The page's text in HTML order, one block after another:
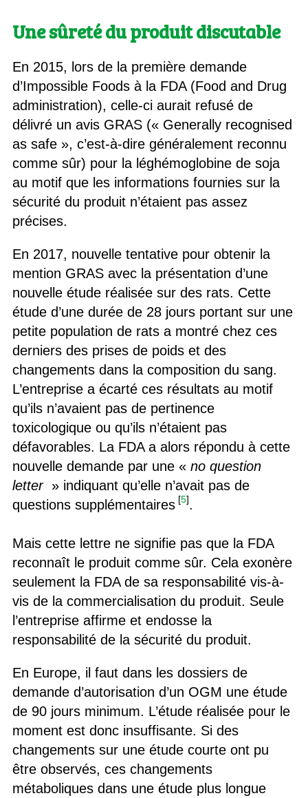
Une sûreté du produit discutable
En 2015, lors de la première demande
d’Impossible Foods à la FDA (Food and Drug
administration), celle-ci aurait refusé de
délivré un avis GRAS (« Generally recognised
as safe », c’est-à-dire généralement reconnu
comme sûr) pour la léghémoglobine de soja
au motif que les informations fournies sur la
sécurité du produit n’étaient pas assez
précises.
En 2017, nouvelle tentative pour obtenir la
mention GRAS avec la présentation d’une
nouvelle étude réalisée sur des rats. Cette
étude d’une durée de 28 jours portant sur une
petite population de rats a montré chez ces
derniers des prises de poids et des
changements dans la composition du sang.
L’entreprise a écarté ces résultats au motif
qu’ils n’avaient pas de pertinence
toxicologique ou qu’ils n’étaient pas
défavorables. La FDA a alors répondu à cette
nouvelle demande par une « no question
letter » indiquant qu’elle n’avait pas de
questions supplémentaires [5].
Mais cette lettre ne signifie pas que la FDA
reconnaît le produit comme sûr. Cela exonère
seulement la FDA de sa responsabilité vis-à-
vis de la commercialisation du produit. Seule
l’entreprise affirme et endosse la
responsabilité de la sécurité du produit.
En Europe, il faut dans les dossiers de
demande d’autorisation d’un OGM une étude
de 90 jours minimum. L’étude réalisée pour le
moment est donc insuffisante. Si des
changements sur une étude courte ont pu
être observés, ces changements
métaboliques dans une étude plus longue